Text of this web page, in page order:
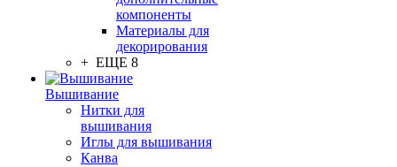
компоненты
Материалы для
декорирования
+ ЕЩЕ 8
Вышивание
Нитки для
вышивания
Иглы для вышивания
Канва